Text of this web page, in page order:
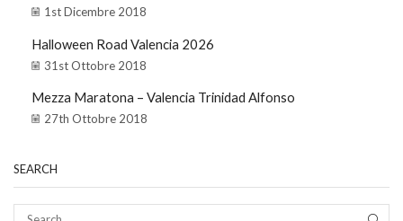
1st Dicembre 2018
Halloween Road Valencia 2026
31st Ottobre 2018
Mezza Maratona – Valencia Trinidad Alfonso
27th Ottobre 2018
SEARCH